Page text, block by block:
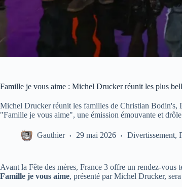
Famille je vous aime : Michel Drucker réunit les plus
Michel Drucker réunit les familles de Christian Bodin's,
"Famille je vous aime", une émission émouvante et
Gauthier 29 mai 2026 Divertissement,
Avant la Fête des mères, France 3 offre un rendez-vous
Famille je vous aime, présenté par Michel Drucker,